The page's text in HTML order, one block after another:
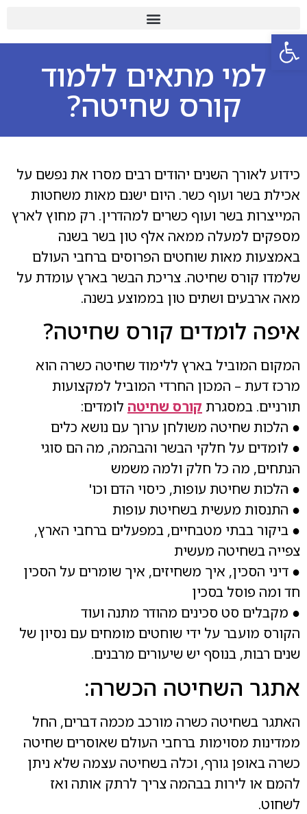
פתח סרגל נגישות
למי מתאים ללמוד
קורס שחיטה?
כידוע לאורך השנים יהודים רבים מסרו את נפשם על
אכילת בשר ועוף כשר. היום ישנם מאות משחטות
המייצרות בשר ועוף כשרים למהדרין. רק מחוץ לארץ
מספקים למעלה ממאה אלף טון בשר בשנה
באמצעות מאות שוחטים הפרוסים ברחבי העולם
שלמדו קורס שחיטה. צריכת הבשר בארץ עומדת על
מאה ארבעים ושתים טון בממוצע בשנה.
איפה לומדים קורס שחיטה?
המקום המוביל בארץ ללימוד שחיטה כשרה הוא
מרכז דעת – המכון החרדי המוביל למקצועות
תורניים. במסגרת קורס שחיטה לומדים:
● הלכות שחיטה משולחן ערוך עם נושא כלים
● לומדים על חלקי הבשר והבהמה, מה הם סוגי
הנתחים, מה כל חלק ולמה משמש
● הלכות שחיטת עופות, כיסוי הדם וכו'
● התנסות מעשית בשחיטת עופות
● ביקור בבתי מטבחיים, במפעלים ברחבי הארץ,
צפייה בשחיטה מעשית
● דיני הסכין, איך משחיזים, איך שומרים על הסכין
חד ומה פוסל בסכין
● מקבלים סט סכינים מהודר מתנה ועוד
הקורס מועבר על ידי שוחטים מומחים עם נסיון של
שנים רבות, בנוסף יש שיעורים מרבנים.
אתגר השחיטה הכשרה:
האתגר בשחיטה כשרה מורכב מכמה דברים, החל
ממדינות מסוימות ברחבי העולם שאוסרים שחיטה
כשרה באופן גורף, וכלה בשחיטה עצמה שלא ניתן
להמם או לירות בבהמה צריך לרתק אותה ואז
לשחוט.